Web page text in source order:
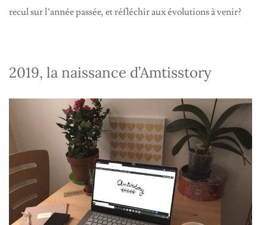
recul sur l’année passée, et réfléchir aux évolutions à venir?
2019, la naissance d’Amtisstory